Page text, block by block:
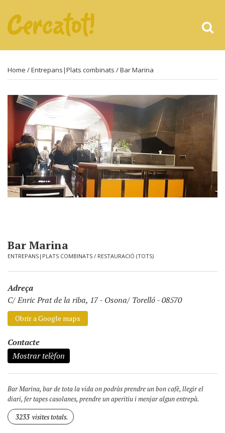
Home /Entrepans|Plats combinats / Bar Marina
Bar Marina
ENTREPANS|PLATS COMBINATS / RESTAURACIÓ (TOTS)
Adreça
C/ Enric Prat de la riba, 17- Osona/ Torelló - 08570
Obrir a Google maps
Contacte
Mostrar telèfon
Bar Marina, bar de tota la vida on podràs prendre un bon cafè, llegir el
diari, fer tapes casolanes, prendre un aperitiu i menjar algun entrepà.
3233 visites totals.